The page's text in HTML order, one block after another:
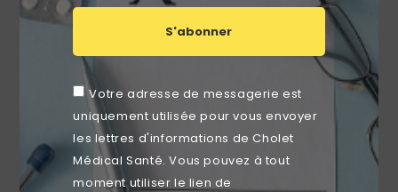
S'abonner
Votre adresse de messagerie est
uniquement utilisée pour vous envoyer
les lettres d'informations de Cholet
Médical Santé. Vous pouvez à tout
moment utiliser le lien de
RUPTURE DE STOCK favorite_border